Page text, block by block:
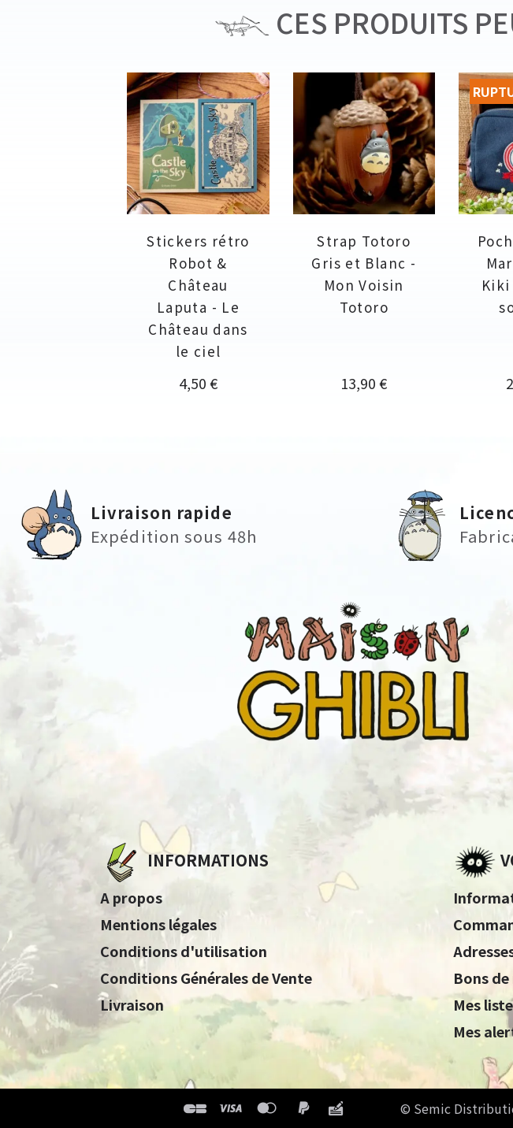
CES PRODUITS
Stickers rétro
Robot &
Château
Laputa - Le
Château dans
le ciel
Prix
4,50 €
Strap Totoro
Gris et Blanc -
Mon Voisin
Totoro
Prix
13,90 €
Livraison rapide
Expédition sous 48h
INFORMATIONS
A propos
Mentions légales
Conditions d'utilisation
Conditions Générales de Vente
Livraison
Bons
Mes
Mes
© Semic